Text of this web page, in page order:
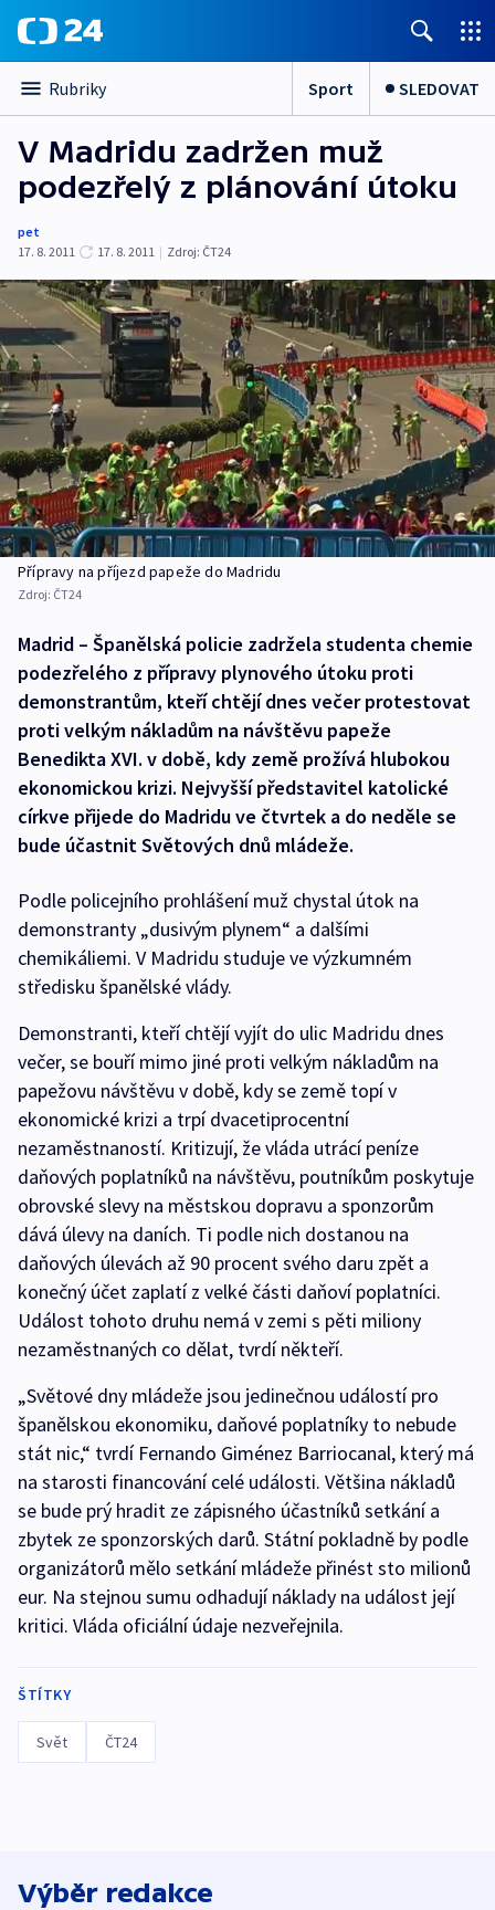
Rubriky Sport SLEDOVAT
V Madridu zadržen muž
podezřelý z plánování útoku
pet
17. 8. 2011
17. 8. 2011 | Zdroj: ČT24
Přípravy na příjezd papeže do Madridu
Zdroj: ČT24
Madrid – Španělská policie zadržela studenta chemie
podezřelého z přípravy plynového útoku proti
demonstrantům, kteří chtějí dnes večer protestovat
proti velkým nákladům na návštěvu papeže
Benedikta XVI. v době, kdy země prožívá hlubokou
ekonomickou krizi. Nejvyšší představitel katolické
církve přijede do Madridu ve čtvrtek a do neděle se
bude účastnit Světových dnů mládeže.
Podle policejního prohlášení muž chystal útok na
demonstranty „dusivým plynem“ a dalšími
chemikáliemi. V Madridu studuje ve výzkumném
středisku španělské vlády.
Demonstranti, kteří chtějí vyjít do ulic Madridu dnes
večer, se bouří mimo jiné proti velkým nákladům na
papežovu návštěvu v době, kdy se země topí v
ekonomické krizi a trpí dvacetiprocentní
nezaměstnaností. Kritizují, že vláda utrácí peníze
daňových poplatníků na návštěvu, poutníkům poskytuje
obrovské slevy na městskou dopravu a sponzorům
dává úlevy na daních. Ti podle nich dostanou na
daňových úlevách až 90 procent svého daru zpět a
konečný účet zaplatí z velké části daňoví poplatníci.
Událost tohoto druhu nemá v zemi s pěti miliony
nezaměstnaných co dělat, tvrdí někteří.
„Světové dny mládeže jsou jedinečnou událostí pro
španělskou ekonomiku, daňové poplatníky to nebude
stát nic,“ tvrdí Fernando Giménez Barriocanal, který má
na starosti financování celé události. Většina nákladů
se bude prý hradit ze zápisného účastníků setkání a
zbytek ze sponzorských darů. Státní pokladně by podle
organizátorů mělo setkání mládeže přinést sto milionů
eur. Na stejnou sumu odhadují náklady na událost její
kritici. Vláda oficiální údaje nezveřejnila.
ŠTÍTKY
Svět ČT24
Výběr redakce